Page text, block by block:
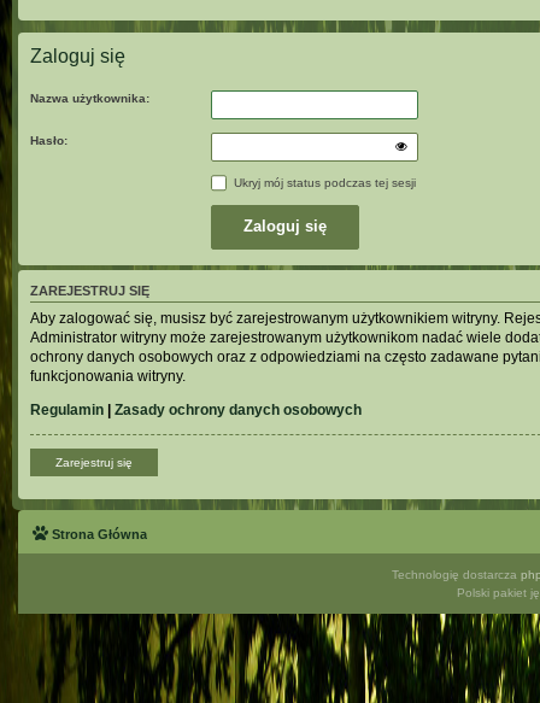
Zaloguj się
Nazwa użytkownika:
Hasło:
Ukryj mój status podczas tej sesji
ZAREJESTRUJ SIĘ
Aby zalogować się, musisz być zarejestrowanym użytkownikiem witryny.
Administrator witryny może zarejestrowanym użytkownikom nadać wiele
ochrony danych osobowych oraz z odpowiedziami na często zadawane
funkcjonowania witryny.
Regulamin
Zasady ochrony danych osobowych
Zarejestruj się
Strona Główna
Technologię dostarcza
Polski pakiet